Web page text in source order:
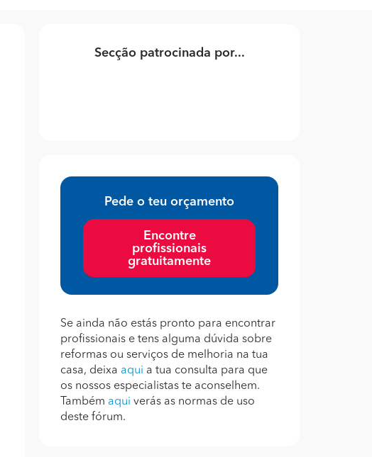
Secção patrocinada por...
Pede o teu orçamento
Encontre
profissionais
gratuitamente
Se ainda não estás pronto para encontrar
profissionais e tens alguma dúvida sobre
reformas ou serviços de melhoria na tua
casa, deixa aqui a tua consulta para que
os nossos especialistas te aconselhem.
Também aqui verás as normas de uso
deste fórum.